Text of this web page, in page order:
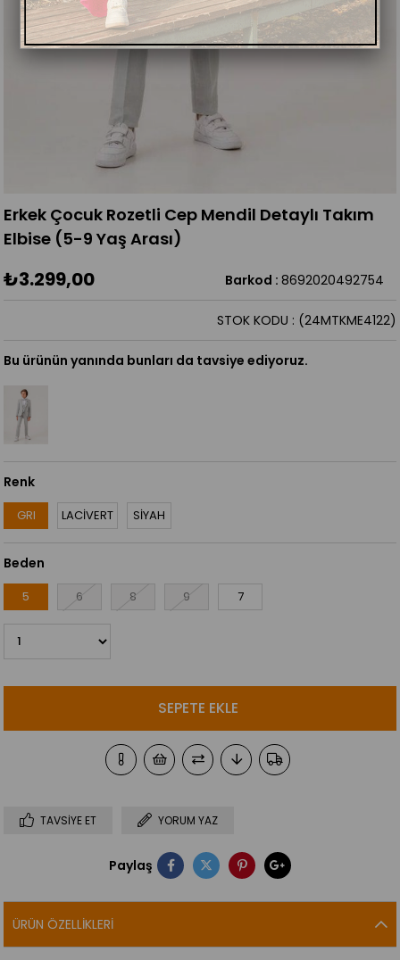
Erkek Çocuk Rozetli Cep Mendil Detaylı Takım
Elbise (5-9 Yaş Arası)
Barkod : 8692020492754
₺3.299,00
(24MTKME4122)
STOK KODU
Bu ürünün yanında bunları da tavsiye ediyoruz.
Renk
GRI LACİVERT SİYAH
Beden
5 6 8 9 7
TAVSIYE ET YORUM YAZ
Paylaş
ÜRÜN ÖZELLIKLERI